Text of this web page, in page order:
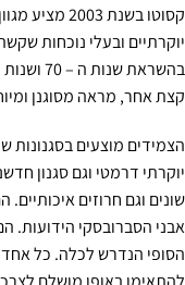
קסוטו בשנת
יוקרתיים ובעלי נוכחות
קצת אחר, מראה מסוגנן
הצמידים מוצעים בסגנונות
יוקרתי דרמטי וגם סגנון
שונים וגם חרוזים
אבני הסברובסקי הידועות.
הסופי הנדרש לכלה. כל אחד